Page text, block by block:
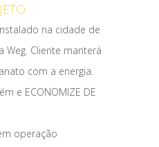
na cidade de
Weg. Cliente manterá
com a energia.
e ECONOMIZE DE
operação